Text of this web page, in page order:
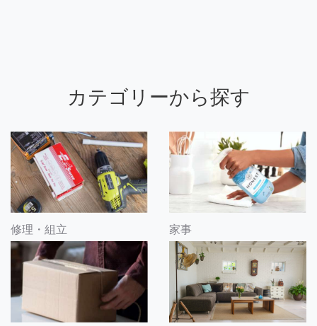
カテゴリーから探す
修理・組立 家事